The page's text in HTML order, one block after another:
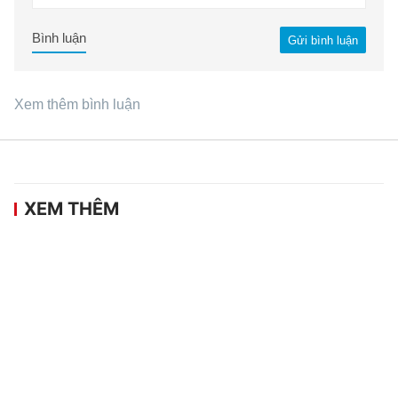
Gửi bình luận
Bình luận
Xem thêm bình luận
XEM THÊM